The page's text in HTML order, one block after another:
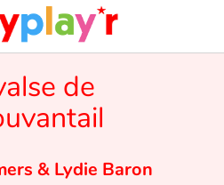
de
& Lydie Baron